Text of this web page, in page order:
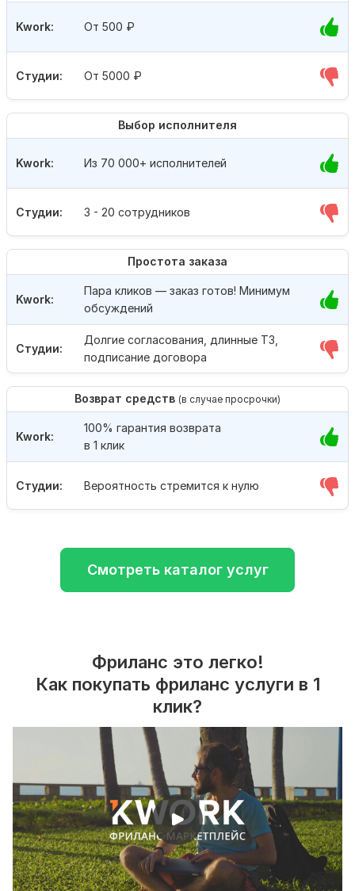
Студии: От 5000 ₽
Kwork: От 500 ₽
Выбор исполнителя
Студии: 3 - 20 сотрудников
Kwork: Из 70 000+ исполнителей
Простота заказа
Студии:
Долгие согласования, длинные ТЗ,
подписание договора
Kwork:
Пара кликов — заказ готов! Минимум
обсуждений
Возврат средств (в случае просрочки)
Студии: Вероятность стремится к нулю
Kwork:
100% гарантия возврата
в 1 клик
Смотреть каталог услуг
Фриланс это легко!
Как покупать фриланс услуги в 1
клик?